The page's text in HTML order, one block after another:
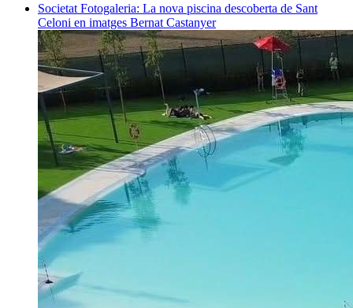
Societat Fotogaleria: La nova piscina descoberta de Sant
Celoni en imatges Bernat Castanyer